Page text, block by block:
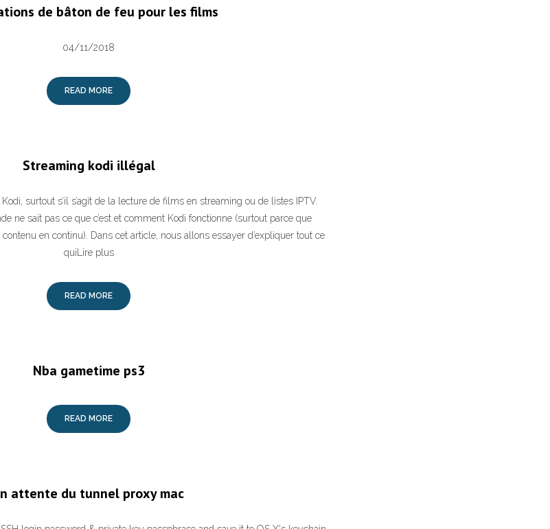
de bâton de feu pour les films
04/11/2018
READ MORE
Streaming kodi illégal
surtout s’il s’agit de la lecture de films en streaming ou de listes IPTV.
ne sait pas ce que c’est et comment Kodi fonctionne (surtout parce que
en continu). Dans cet article, nous allons essayer d’expliquer tout ce
quiLire plus
READ MORE
Nba gametime ps3
READ MORE
attente du tunnel proxy mac